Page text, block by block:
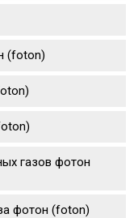
(foton)
газов фотон
фотон (foton)